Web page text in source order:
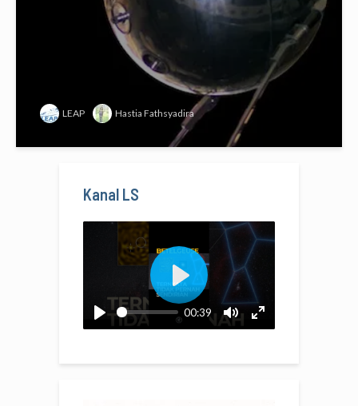
LEAP Hastia Fathsyadira
Kanal LS